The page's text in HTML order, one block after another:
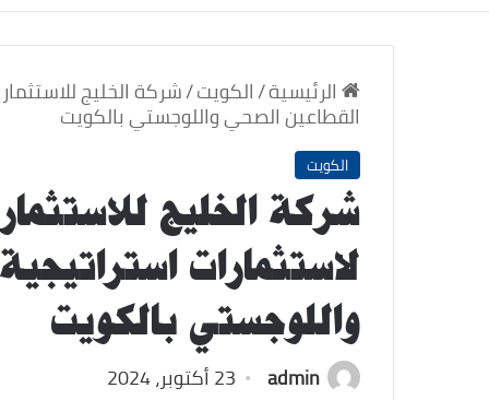
الرئيسية/الكويت/
القطاعين الصحي واللوجستي بالكويت
الكويت
لاستثمارات
واللوجستي بالكويت
admin 23 أكتوبر، 2024